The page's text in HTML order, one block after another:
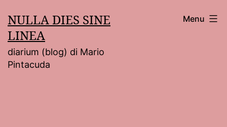
al
contenuto
NULLA DIES SINE
LINEA
diarium (blog) di Mario
Pintacuda
Menu